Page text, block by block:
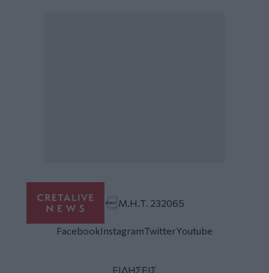
Μ.Η.Τ. 232065
FacebookInstagramTwitterYoutube
ΕΙΔΗΣΕΙΣ